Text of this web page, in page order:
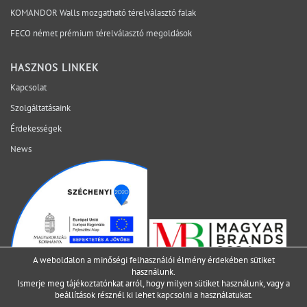
helyszínen váljon láthatóvá. Mely kérdéseket érdemes
lezárni még az ajánlatkérés előtt? Egyeztessen műszaki
KOMANDOR Walls mozgatható térelválasztó falak
FECO német prémium térelválasztó megoldások
HASZNOS LINKEK
Kapcsolat
Szolgáltatásaink
Érdekességek
News
A weboldalon a minőségi felhasználói élmény érdekében sütiket
használunk.
Ismerje meg tájékoztatónkat arról, hogy milyen sütiket használunk, vagy a
beállításokrésznél ki lehet kapcsolni a használatukat.